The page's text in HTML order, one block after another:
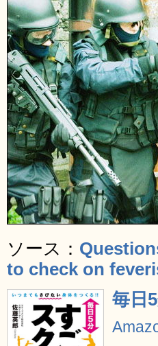
ソース：
to check on
毎日